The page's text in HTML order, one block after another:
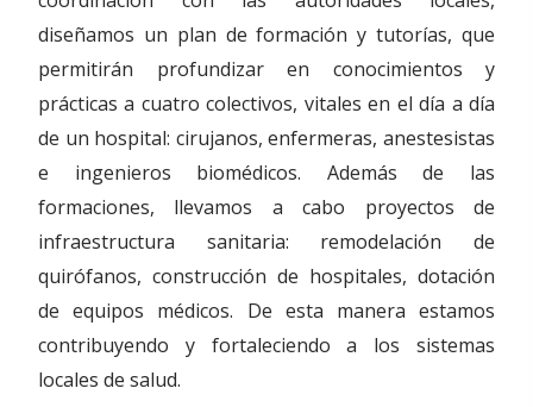
diseñamos un plan de formación y tutorías, que
permitirán profundizar en conocimientos y
prácticas a cuatro colectivos, vitales en el día a día
de un hospital: cirujanos, enfermeras, anestesistas
e ingenieros biomédicos. Además de las
formaciones, llevamos a cabo proyectos de
infraestructura sanitaria: remodelación de
quirófanos, construcción de hospitales, dotación
de equipos médicos. De esta manera estamos
contribuyendo y fortaleciendo a los sistemas
locales de salud.